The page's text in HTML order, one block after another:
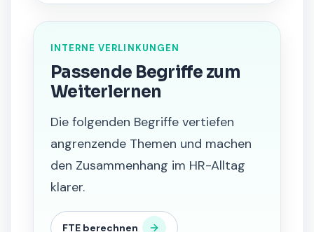
INTERNE VERLINKUNGEN
Passende Begriffe zum
Weiterlernen
Die folgenden Begriffe vertiefen
angrenzende Themen und machen
den Zusammenhang im HR-Alltag
klarer.
FTE berechnen